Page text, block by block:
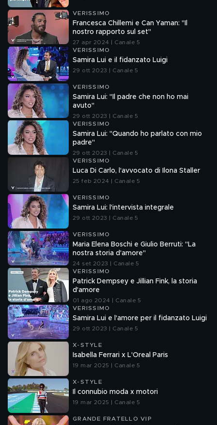
VERISSIMO
Francesca Chillemi e Can Yaman: "Il
nostro rapporto sul set"
27 apr 2024 | Canale 5
VERISSIMO
Samira Lui e il fidanzato Luigi
29 ott 2023 | Canale 5
VERISSIMO
Samira Lui: "Il padre che non ho mai
avuto"
29 ott 2023 | Canale 5
VERISSIMO
Samira Lui: "Quando ho parlato con mio
padre"
29 ott 2023 | Canale 5
VERISSIMO
Luca Di Carlo, l'avvocato di Ilona Staller
25 feb 2024 | Canale 5
VERISSIMO
Samira Lui: l'intervista integrale
29 ott 2023 | Canale 5
VERISSIMO
Maria Elena Boschi e Giulio Berruti: "La
nostra storia d'amore"
24 set 2023 | Canale 5
VERISSIMO
Patrick Dempsey e Jillian Fink, la storia
d'amore
01 ago 2024 | Canale 5
VERISSIMO
Samira Lui e l'amore per il fidanzato Luigi
29 ott 2023 | Canale 5
X-STYLE
Isabella Ferrari x L'Oreal Paris
19 mar 2025 | Canale 5
X-STYLE
Il connubio moda x motori
19 mar 2025 | Canale 5
GRANDE FRATELLO VIP